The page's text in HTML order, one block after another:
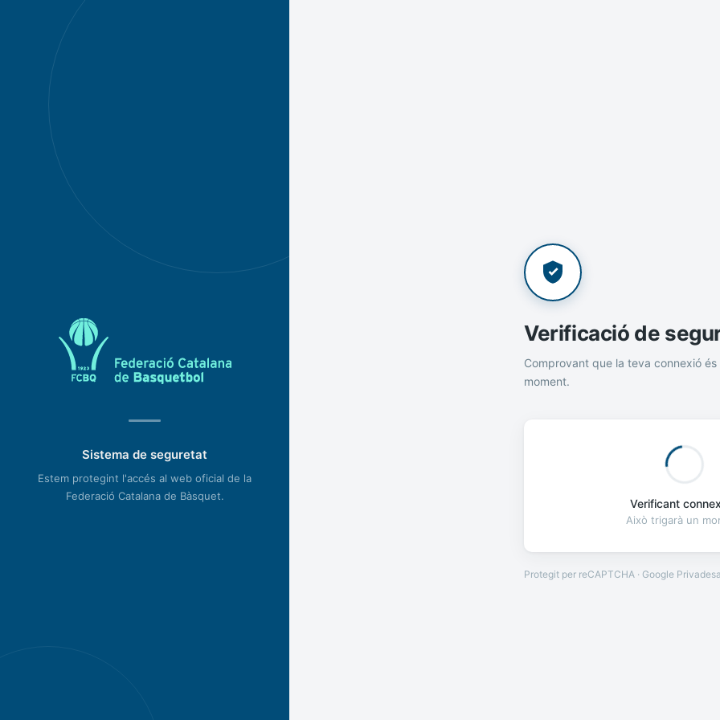
Sistema de seguretat
Estem protegint l'accés al web oficial de la
Federació Catalana de Bàsquet.
Verificació de
Comprovant que la teva connexió és
moment.
Verificant
Això trigarà un
Protegit per reCAPTCHA · Google Privadesa